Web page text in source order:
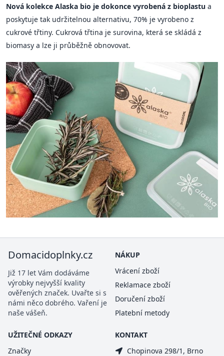
Nová kolekce Alaska bio je dokonce vyrobená z bioplastu a
poskytuje tak udržitelnou alternativu, 70% je vyrobeno z
cukrové třtiny. Cukrová třtina je surovina, která se skládá z
biomasy a lze ji průběžně obnovovat.
Domacidoplnky.cz
Již 17 let Vám dodáváme
výrobky nejvyšší kvality
ověřených značek. Uvařte si s
námi něco dobrého. Vaření je
naše vášeň.
NÁKUP
Vrácení zboží
Reklamace zboží
Doručení zboží
Platební metody
UŽITEČNÉ ODKAZY
Značky
KONTAKT
Chopinova 298/1, Brno